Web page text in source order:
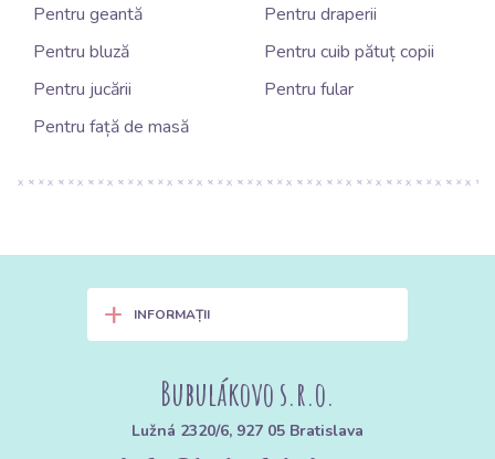
Pentru geantă
Pentru draperii
Pentru bluză
Pentru cuib pătuț copii
Pentru jucării
Pentru fular
Pentru față de masă
+ INFORMAȚII
Bubulákovo s.r.o.
Lužná 2320/6, 927 05 Bratislava